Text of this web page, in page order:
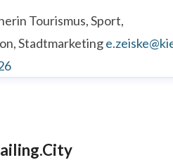
Tourismus, Sport,
Stadtmarketing